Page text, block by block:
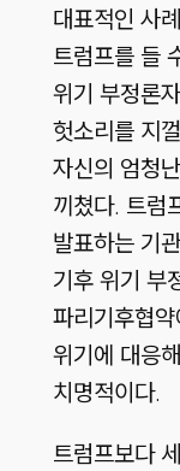
대표적인 사
트럼프를 들
위기 부정론
헛소리를 지
자신의 엄청
끼쳤다. 트럼
발표하는 기
기후 위기 부
파리기후협
위기에 대응
치명적이다.
트럼프보다